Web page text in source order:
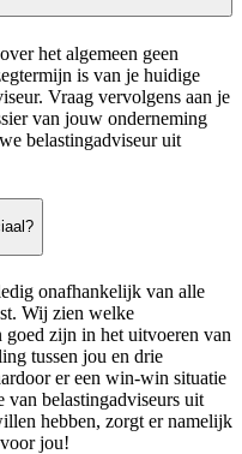
het algemeen geen
is van je huidige
Vraag vervolgens aan je
van jouw onderneming
belastingadviseur uit
onafhankelijk van alle
Wij zien welke
goed zijn in het uitvoeren van
tussen jou en drie
er een win-win situatie
van belastingadviseurs uit
hebben, zorgt er namelijk
jou!